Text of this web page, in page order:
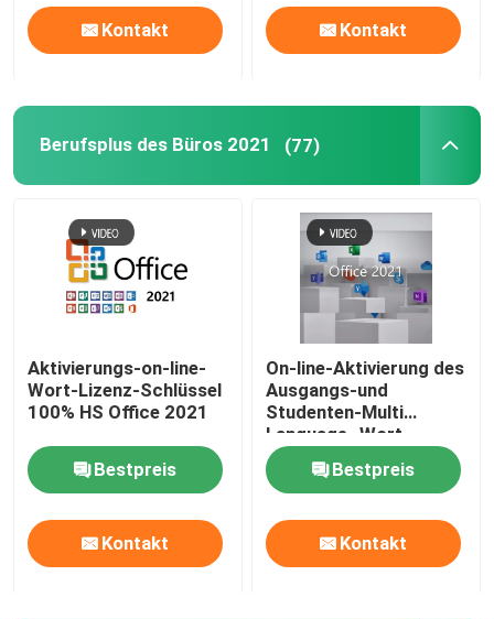
Kontakt Kontakt
Berufsplus des Büros 2021 (77)
Aktivierungs-on-line-
Wort-Lizenz-Schlüssel
100% HS Office 2021
Bestpreis
Kontakt
On-line-Aktivierung des
Ausgangs-und
Studenten-Multi
Language -Wort-
Lizenz-Schlüssel-2021
Bestpreis
Kontakt